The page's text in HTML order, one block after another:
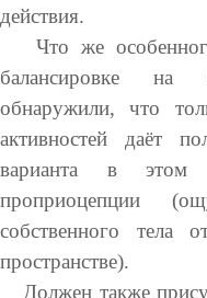
действия.
Что же
балансировке на
обнаружили, что
активностей даёт
варианта в этом
проприоцепции
собственного тела
пространстве).
Должен также